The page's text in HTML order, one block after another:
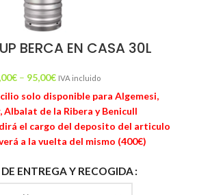
BERCA EN CASA 30L
€ – 95,00€ IVA incluido
solo disponible para Algemesi,
Albalat de la Ribera y Benicull
el cargo del deposito del articulo
a la vuelta del mismo (400€)
ENTREGA Y RECOGIDA